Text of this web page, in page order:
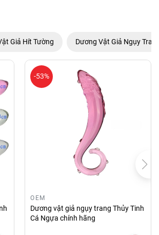
Giả Hít Tường Dương Vật Giả Ngụy
-53%
OEM
Dương vật giả ngụy trang Thủy Tinh
Cá Ngựa chính hãng